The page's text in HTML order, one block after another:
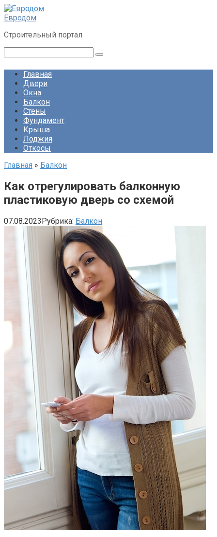
Перейти
к
Евродом
Строительный портал
Главная
Двери
Окна
Балкон
Стены
Фундамент
Крыша
Лоджия
Откосы
Главная » Балкон
Как отрегулировать балконную
пластиковую дверь со схемой
07.08.2023Рубрика: Балкон